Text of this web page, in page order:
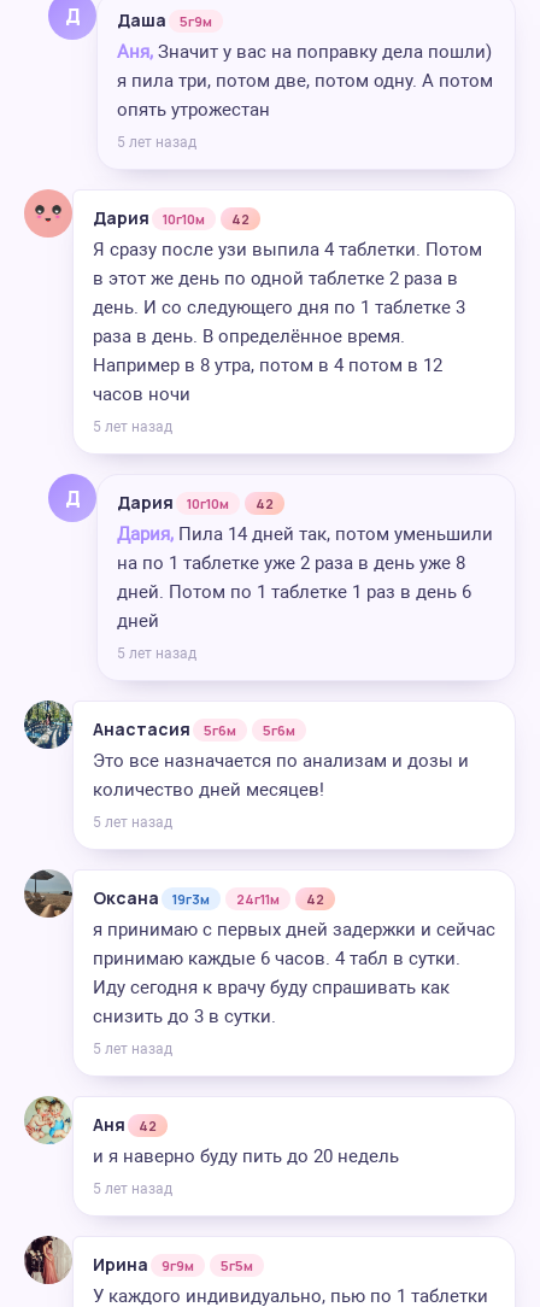
Д Даша 5г9м
Аня, Значит у вас на поправку дела пошли)
я пила три, потом две, потом одну. А потом
опять утрожестан
5 лет назад
Дария 10г10м 42
Я сразу после узи выпила 4 таблетки. Потом
в этот же день по одной таблетке 2 раза в
день. И со следующего дня по 1 таблетке 3
раза в день. В определённое время.
Например в 8 утра, потом в 4 потом в 12
часов ночи
5 лет назад
Д Дария 10г10м 42
Дария, Пила 14 дней так, потом уменьшили
на по 1 таблетке уже 2 раза в день уже 8
дней. Потом по 1 таблетке 1 раз в день 6
дней
5 лет назад
Анастасия 5г6м 5г6м
Это все назначается по анализам и дозы и
количество дней месяцев!
5 лет назад
Оксана 19г3м 24г11м 42
я принимаю с первых дней задержки и сейчас
принимаю каждые 6 часов. 4 табл в сутки.
Иду сегодня к врачу буду спрашивать как
снизить до 3 в сутки.
5 лет назад
Аня 42
и я наверно буду пить до 20 недель
5 лет назад
Ирина 9г9м 5г5м
У каждого индивидуально, пью по 1 таблетки